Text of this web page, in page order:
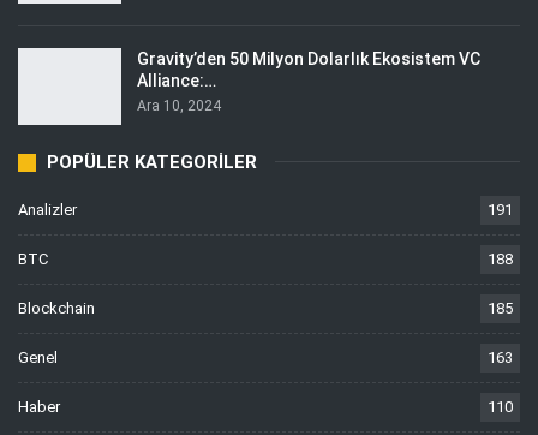
Gravity’den 50 Milyon Dolarlık Ekosistem VC
Alliance:…
Ara 10, 2024
POPÜLER KATEGORILER
Analizler 191
BTC 188
Blockchain 185
Genel 163
Haber 110